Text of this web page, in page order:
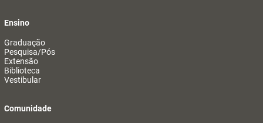
Ensino
Graduação
Pesquisa/Pós
Extensão
Biblioteca
Vestibular
Comunidade